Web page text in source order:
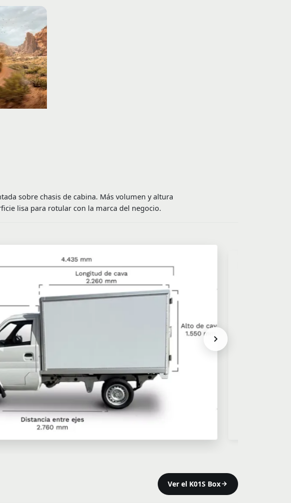
sobre chasis de cabina. Más volumen y altura
lisa para rotular con la marca del negocio.
Ver el K01S Box